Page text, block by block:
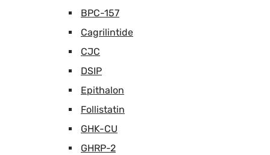
BPC-157
Cagrilintide
CJC
DSIP
Epithalon
Follistatin
GHK-CU
GHRP-2